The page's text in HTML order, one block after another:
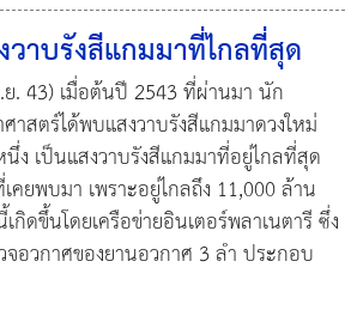
วาบรังสีแกมมาที่ไกลที่สุด
. 43) เมื่อต้นปี 2543 ที่ผ่านมา นัก
าสตร์ได้พบแสงวาบรังสีแกมมาดวงใหม่
ง เป็นแสงวาบรังสีแกมมาที่อยู่ไกลที่สุด
คยพบมา เพราะอยู่ไกลถึง 11,000 ล้าน
ดขึ้นโดยเครือข่ายอินเตอร์พลาเนตารี ซึ่ง
จอวกาศของยานอวกาศ 3 ลำ ประกอบ